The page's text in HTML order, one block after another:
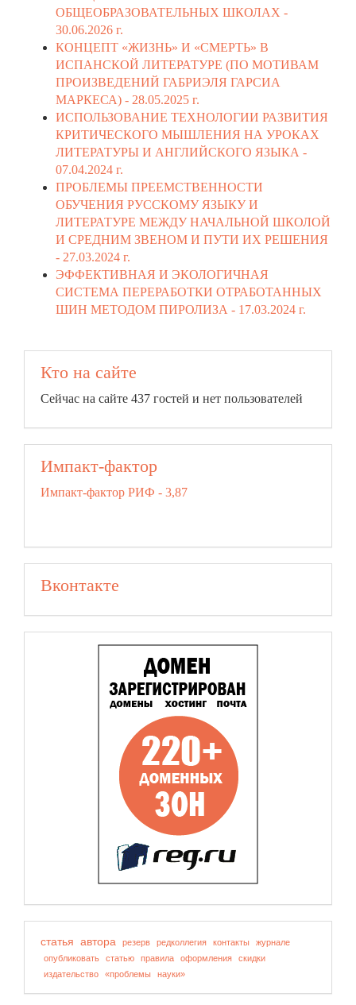
ОБЩЕОБРАЗОВАТЕЛЬНЫХ ШКОЛАХ -
30.06.2026 г.
КОНЦЕПТ «ЖИЗНЬ» И «СМЕРТЬ» В
ИСПАНСКОЙ ЛИТЕРАТУРЕ (ПО МОТИВАМ
ПРОИЗВЕДЕНИЙ ГАБРИЭЛЯ ГАРСИА
МАРКЕСА) - 28.05.2025 г.
ИСПОЛЬЗОВАНИЕ ТЕХНОЛОГИИ РАЗВИТИЯ
КРИТИЧЕСКОГО МЫШЛЕНИЯ НА УРОКАХ
ЛИТЕРАТУРЫ И АНГЛИЙСКОГО ЯЗЫКА -
07.04.2024 г.
ПРОБЛЕМЫ ПРЕЕМСТВЕННОСТИ
ОБУЧЕНИЯ РУССКОМУ ЯЗЫКУ И
ЛИТЕРАТУРЕ МЕЖДУ НАЧАЛЬНОЙ ШКОЛОЙ
И СРЕДНИМ ЗВЕНОМ И ПУТИ ИХ РЕШЕНИЯ
- 27.03.2024 г.
ЭФФЕКТИВНАЯ И ЭКОЛОГИЧНАЯ
СИСТЕМА ПЕРЕРАБОТКИ ОТРАБОТАННЫХ
ШИН МЕТОДОМ ПИРОЛИЗА - 17.03.2024 г.
Кто на сайте
Сейчас на сайте 437 гостей и нет пользователей
Импакт-фактор
Импакт-фактор РИФ - 3,87
Вконтакте
статья автора резерв редколлегия контакты
журнале
опубликовать
статью правила оформления
скидки
издательство
«проблемы науки»